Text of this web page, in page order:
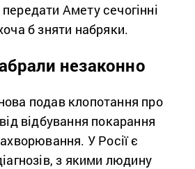
Амету сечогінні
б зняти набряки.
незаконно
подав клопотання про
відбування покарання
У Росії є
з якими людину